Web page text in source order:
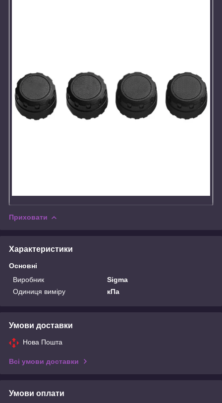
Приховати
Характеристики
Основні
Виробник
Sigma
Одиниця виміру
кПа
Умови доставки
Нова Пошта
Всі умови доставки
Умови оплати